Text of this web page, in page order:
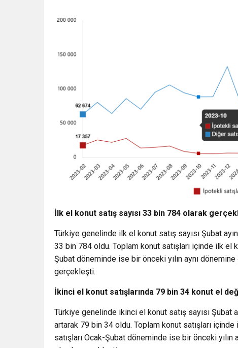
İlk el konut satış sayısı 33 bin 784 olarak
Türkiye genelinde ilk el konut satış sayısı Şubat
33 bin 784 oldu. Toplam konut satışları içinde ilk el
Şubat döneminde ise bir önceki yılın aynı
gerçekleşti.
İkinci el konut satışlarında 79 bin 34 konut el
Türkiye genelinde ikinci el konut satış sayısı Şubat
artarak 79 bin 34 oldu. Toplam konut satışları
satışları Ocak-Şubat döneminde ise bir önceki